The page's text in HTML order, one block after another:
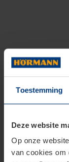
Toestemming
Deze website
Op onze
van cookies om